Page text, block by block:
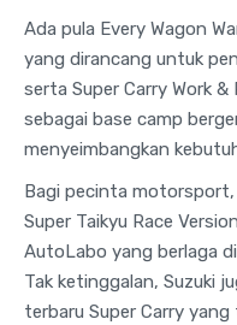
Ada pula Every Wagon
yang dirancang untuk
serta Super Carry Work
sebagai base camp
menyeimbangkan
Bagi pecinta
Super Taikyu Race
AutoLabo yang berlaga di
Tak ketinggalan, Suzuki
terbaru Super Carry